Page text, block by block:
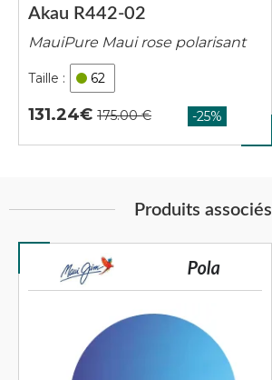
Akau R442-02
MauiPure Maui rose polarisant
62
131.24
Produits associés